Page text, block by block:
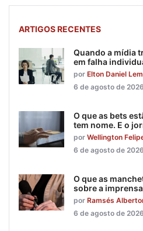
ARTIGOS RECENTES
Quando a mídia
em falha
por Elton Daniel
6 de agosto de 2026
O que as bets
tem nome. E o
por Wellington
6 de agosto de 2026
O que as
sobre a
por Ramsés
6 de agosto de 2026